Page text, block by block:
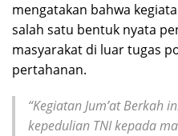
mengatakan bahwa
salah satu bentuk nyata
masyarakat di luar tugas
pertahanan.
“Kegiatan Jum’at Berkah
kepedulian TNI kepada